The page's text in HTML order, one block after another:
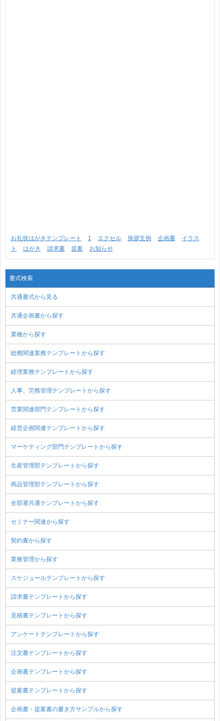
お礼状はがきテンプレート 1 エクセル 挨拶文例 企画書
イラス
ト
はがき 請求書 提案 お知らせ
書式検索
共通書式から見る
共通企画書から探す
業種から探す
総務関連業務テンプレートから探す
経理業務テンプレートから探す
人事、労務管理テンプレートから探す
営業関連部門テンプレートから探す
経営企画関連テンプレートから探す
マーケティング部門テンプレートから探す
生産管理部テンプレートから探す
商品管理部テンプレートから探す
全部署共通テンプレートから探す
セミナー関連から探す
契約書から探す
業務管理から探す
スケジュールテンプレートから探す
請求書テンプレートから探す
見積書テンプレートから探す
アンケートテンプレートから探す
注文書テンプレートから探す
企画書テンプレートから探す
提案書テンプレートから探す
企画書・提案書の書き方サンプルから探す